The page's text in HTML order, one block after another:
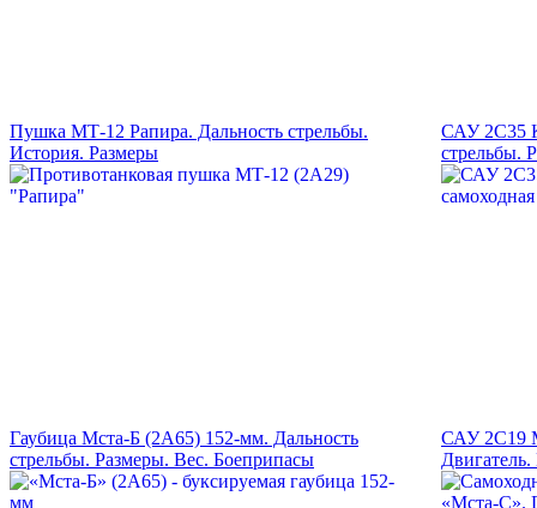
Пушка МТ-12 Рапира. Дальность стрельбы.
История. Размеры
САУ 2С35
стрельбы.
Гаубица Мста-Б (2А65) 152-мм. Дальность
стрельбы. Размеры. Вес. Боеприпасы
САУ 2С19